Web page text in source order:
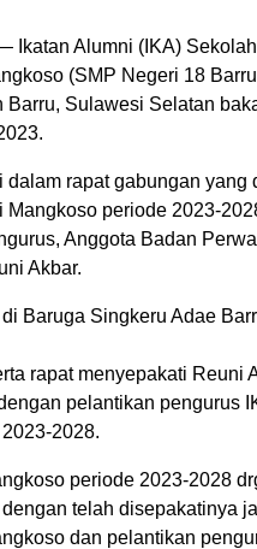
Ikatan Alumni (IKA)
(SMP Negeri 18
Sulawesi Selatan
rapat gabungan yang
Mangkoso periode 2023-
Anggota Badan
Akbar.
Baruga Singkeru Adae
rapat menyepakati Reuni
pelantikan pengurus
2028.
periode 2023-2028
telah disepakatinya
dan pelantikan